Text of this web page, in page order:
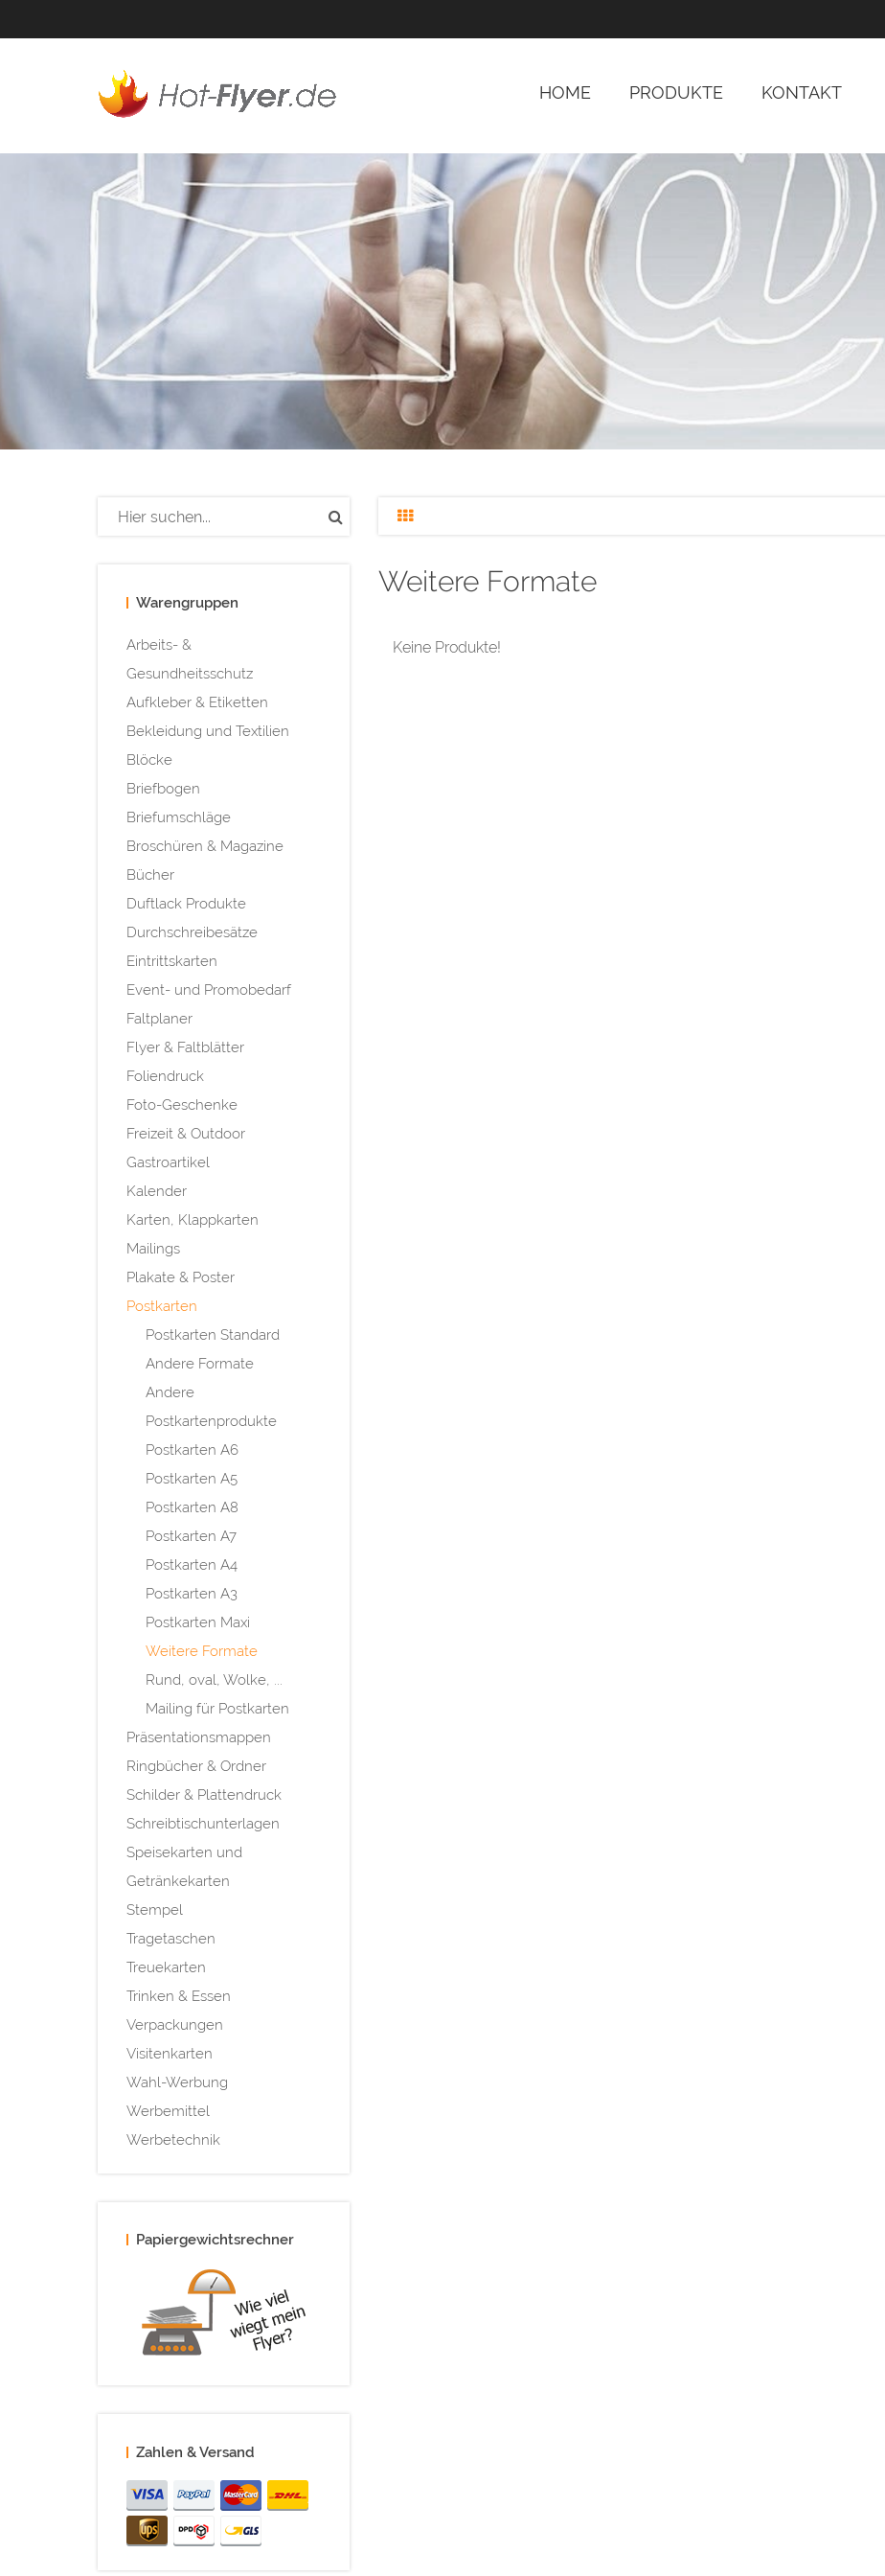
HOME PRODUKTE KONTAKT
Warengruppen
Arbeits- &
Gesundheitsschutz
Aufkleber & Etiketten
Bekleidung und Textilien
Blöcke
Briefbogen
Briefumschläge
Broschüren & Magazine
Bücher
Duftlack Produkte
Durchschreibesätze
Eintrittskarten
Event- und Promobedarf
Faltplaner
Flyer & Faltblätter
Foliendruck
Foto-Geschenke
Freizeit & Outdoor
Gastroartikel
Kalender
Karten, Klappkarten
Mailings
Plakate & Poster
Postkarten
Postkarten Standard
Andere Formate
Andere
Postkartenprodukte
Postkarten A6
Postkarten A5
Postkarten A8
Postkarten A7
Postkarten A4
Postkarten A3
Postkarten Maxi
Weitere Formate
Rund, oval, Wolke, ...
Mailing für Postkarten
Präsentationsmappen
Ringbücher & Ordner
Schilder & Plattendruck
Schreibtischunterlagen
Speisekarten und
Getränkekarten
Stempel
Tragetaschen
Treuekarten
Trinken & Essen
Verpackungen
Visitenkarten
Wahl-Werbung
Werbemittel
Werbetechnik
Papiergewichtsrechner
Zahlen & Versand
Weitere Formate
Keine Produkte!